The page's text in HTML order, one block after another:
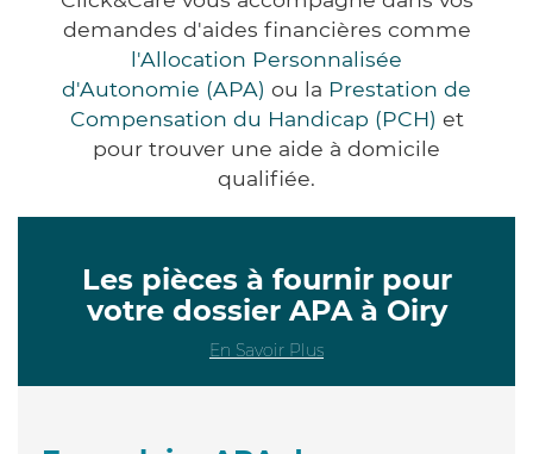
demandes d'aides financières comme
l'Allocation Personnalisée
d'Autonomie (APA) ou la Prestation de
Compensation du Handicap (PCH) et
pour trouver une aide à domicile
qualifiée.
Les pièces à fournir pour
votre dossier APA à Oiry
En Savoir Plus